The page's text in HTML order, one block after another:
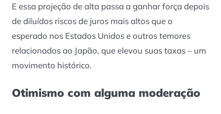
E essa projeção de alta passa a ganhar força depois
de diluídos riscos de juros mais altos que o
esperado nos Estados Unidos e outros temores
relacionados ao Japão, que elevou suas taxas – um
movimento histórico.
Otimismo com alguma moderação